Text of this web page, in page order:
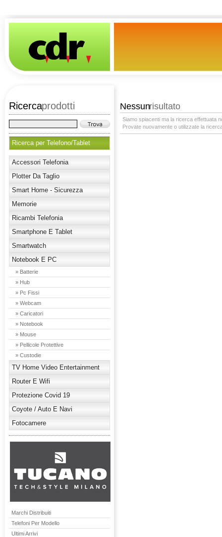
Ricercaprodotti
Ricerca per Telefono/Tablet
Accessori Telefonia
Plotter Da Taglio
Smart Home - Sicurezza
Memorie
Ricambi Telefonia
Smartphone E Tablet
Smartwatch
Notebook E PC
» Batterie
» Hub
» Pc Fissi
» Webcam
» Caricatori
» Notebook
» Mouse
» Pellicole Protettive
» Custodie
TV Home Video Entertainment
Router E Wifi
Protezione Covid 19
Coyote / Auto E Navi
Fotocamere
Marchi Distribuiti
Telefoni Per Modello
Ultimi Arrivi
Nessunrisultato
Siamo spiacenti ma la ricerca effettuata
Provate nuovamente o utilizzate la